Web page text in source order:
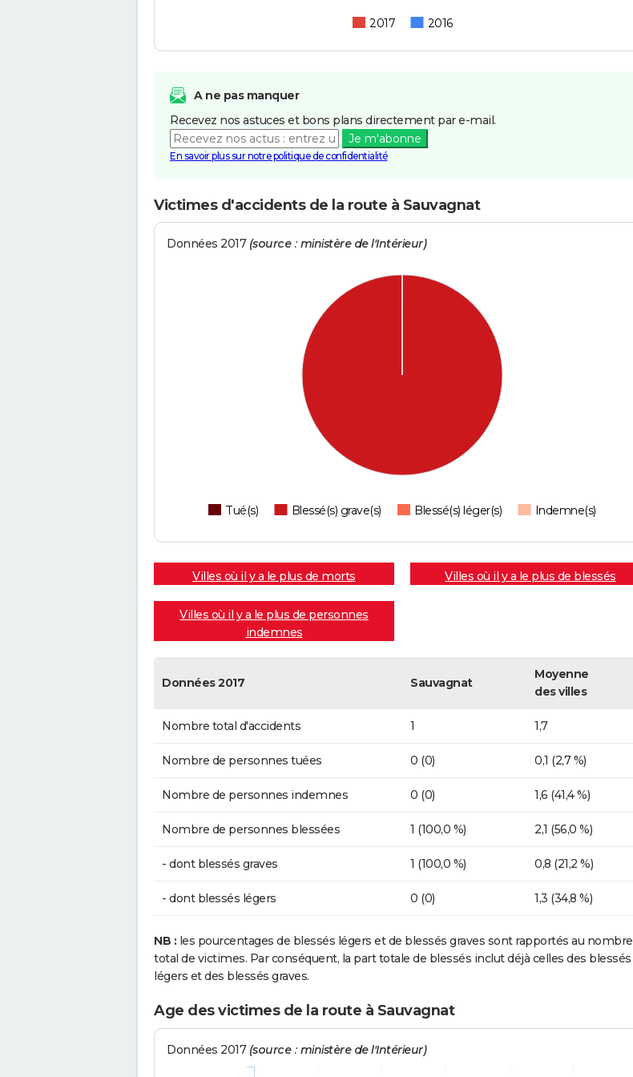
2017 2016
A ne pas manquer
Recevez nos astuces et bons plans directement par e-mail.
Je m'abonne
En savoir plus sur notre politique de confidentialité
Victimes d'accidents de la route à Sauvagnat
Données 2017 (source : ministère de l'Intérieur)
Tué(s) Blessé(s) grave(s) Blessé(s) léger(s) Indemne(s)
Villes où il y a le plus de morts Villes où il y a le plus de blessés
Villes où il y a le plus de personnes
indemnes
Données 2017 Sauvagnat
Moyenne
des villes
Nombre total d'accidents 1 1,7
Nombre de personnes tuées 0 (0) 0,1 (2,7 %)
Nombre de personnes indemnes 0 (0) 1,6 (41,4 %)
Nombre de personnes blessées 1 (100,0 %) 2,1 (56,0 %)
- dont blessés graves 1 (100,0 %) 0,8 (21,2 %)
- dont blessés légers 0 (0) 1,3 (34,8 %)
NB : les pourcentages de blessés légers et de blessés graves sont rapportés au nombre
total de victimes. Par conséquent, la part totale de blessés inclut déjà celles des blessés
légers et des blessés graves.
Age des victimes de la route à Sauvagnat
Données 2017 (source : ministère de l'Intérieur)